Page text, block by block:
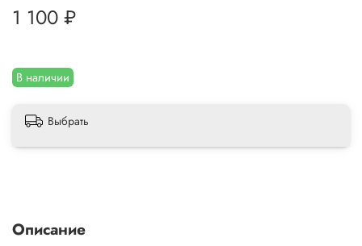
В наличии
1 100 ₽
Выбрать
Описание